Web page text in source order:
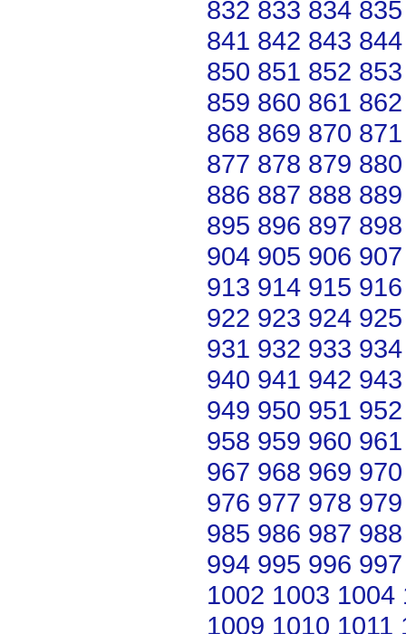
832 833 834 835
841 842 843 844
850 851 852 853
859 860 861 862
868 869 870 871
877 878 879 880
886 887 888 889
895 896 897 898
904 905 906 907
913 914 915 916
922 923 924 925
931 932 933 934
940 941 942 943
949 950 951 952
958 959 960 961
967 968 969 970
976 977 978 979
985 986 987 988
994 995 996 997
1002 1003 1004
1009 1010 1011